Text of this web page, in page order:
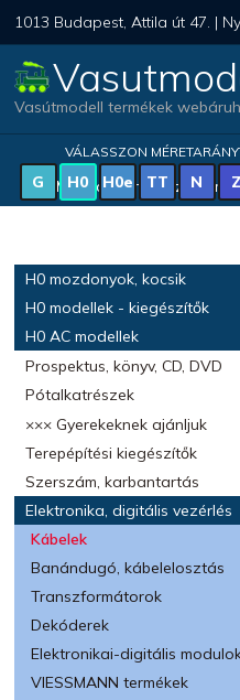
1013 Budapest, Attila út 47. |
Vasútmodell termékek
VÁLASSZON
G H0 H0e TT N Z
Magyar vonatkozású
H0 mozdonyok, kocsik
H0 modellek - kiegészítők
H0 AC modellek
Prospektus, könyv, CD, DVD
Pótalkatrészek
××× Gyerekeknek ajánljuk
Terepépítési kiegészítők
Szerszám, karbantartás
Elektronika, digitális vezérlés
Kábelek
Banándugó, kábelelosztás
Transzformátorok
Dekóderek
Elektronikai-digitális
VIESSMANN termékek